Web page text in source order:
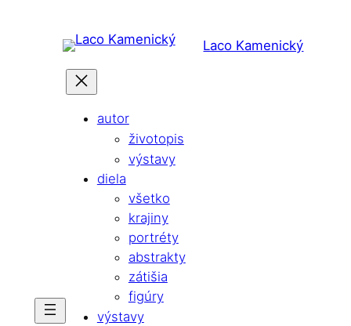
Laco Kamenický
autor
životopis
výstavy
diela
všetko
krajiny
portréty
abstrakty
zátišia
figúry
výstavy